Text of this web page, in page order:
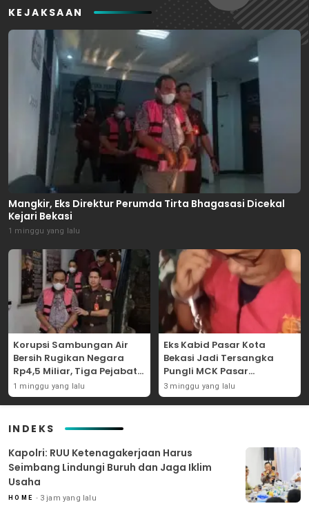
KEJAKSAAN
Mangkir, Eks Direktur Perumda Tirta Bhagasasi Dicekal
Kejari Bekasi
1 minggu yang lalu
Korupsi Sambungan Air
Bersih Rugikan Negara
Rp4,5 Miliar, Tiga Pejabat
Perumda Dijerat
1 minggu yang lalu
Eks Kabid Pasar Kota
Bekasi Jadi Tersangka
Pungli MCK Pasar
Bantargebang
3 minggu yang lalu
INDEKS
Kapolri: RUU Ketenagakerjaan Harus
Seimbang Lindungi Buruh dan Jaga Iklim
Usaha
HOME 3 jam yang lalu